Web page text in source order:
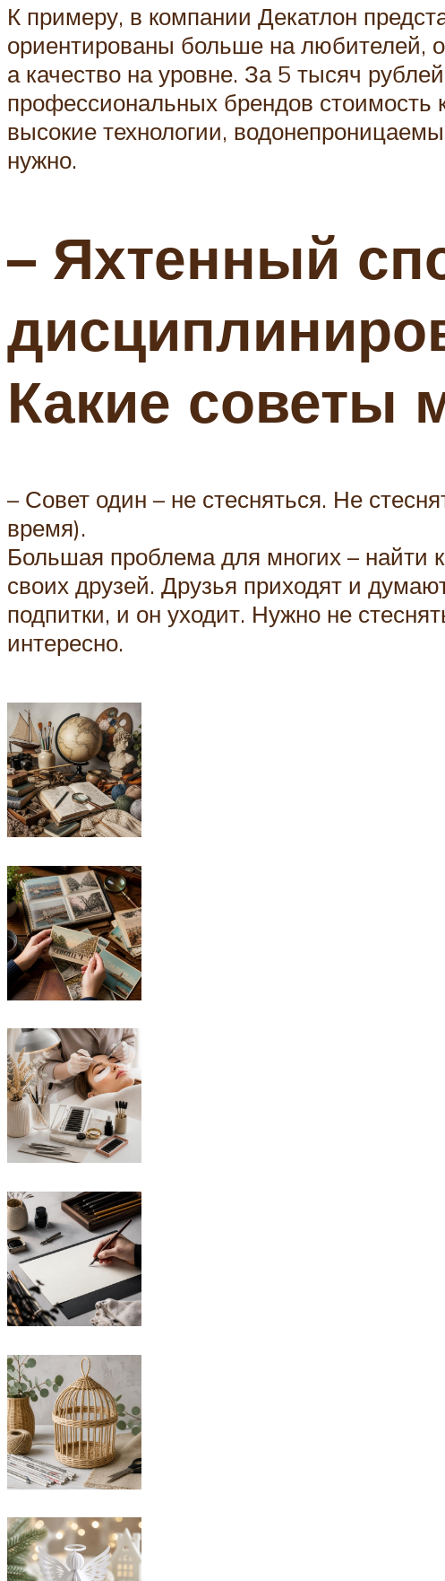
К примеру, в компании Декатлон
ориентированы больше на любителей,
а качество на уровне. За 5 тысяч
профессиональных брендов стоимость
высокие технологии,
нужно.
– Яхтенный
Какие советы
– Совет один – не стесняться. Не
время).
Большая проблема для многих – найти
своих друзей. Друзья приходят и
подпитки, и он уходит. Нужно не
интересно.